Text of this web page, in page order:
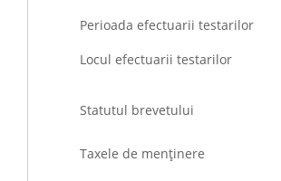
Perioada efectuarii testarilor
Locul efectuarii testarilor
Statutul brevetului
Taxele de menţinere